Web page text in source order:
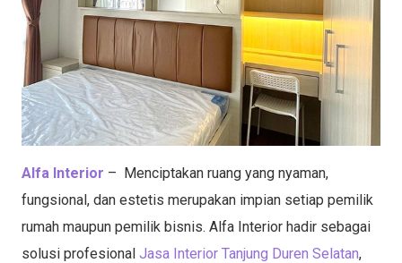
Alfa Interior – Menciptakan ruang yang nyaman,
fungsional, dan estetis merupakan impian setiap pemilik
rumah maupun pemilik bisnis. Alfa Interior hadir sebagai
solusi profesional Jasa Interior Tanjung Duren Selatan,